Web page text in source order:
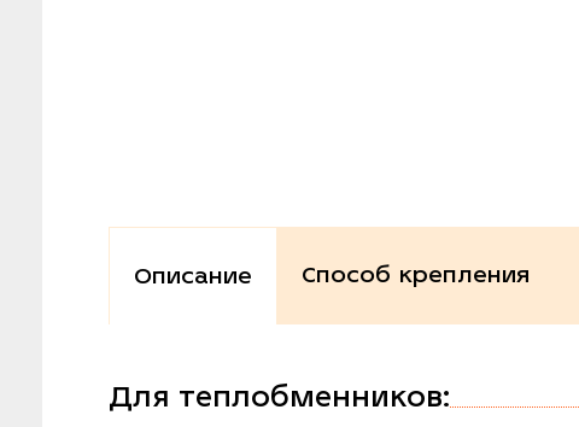
Описание Способ крепления
Для теплобменников: